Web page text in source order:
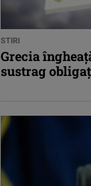
STIRI
Grecia
sustrag